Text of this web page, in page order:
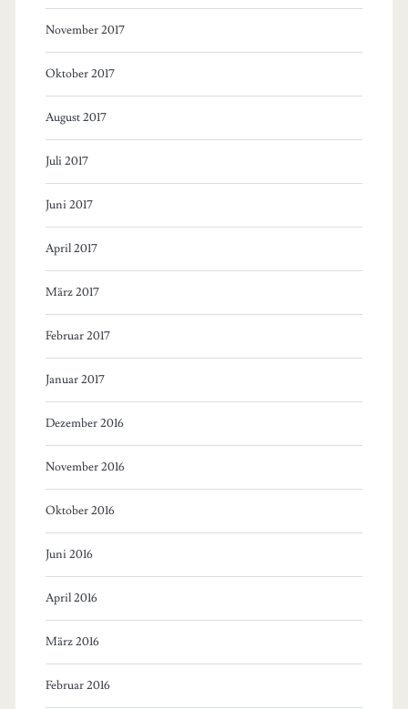
November 2017
Oktober 2017
August 2017
Juli 2017
Juni 2017
April 2017
März 2017
Februar 2017
Januar 2017
Dezember 2016
November 2016
Oktober 2016
Juni 2016
April 2016
März 2016
Februar 2016